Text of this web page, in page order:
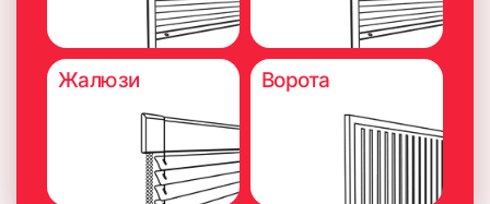
Жалюзи Ворота